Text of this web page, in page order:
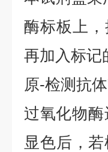
酶标板上
再加入标记
原-检测抗
过氧化物
显色后，